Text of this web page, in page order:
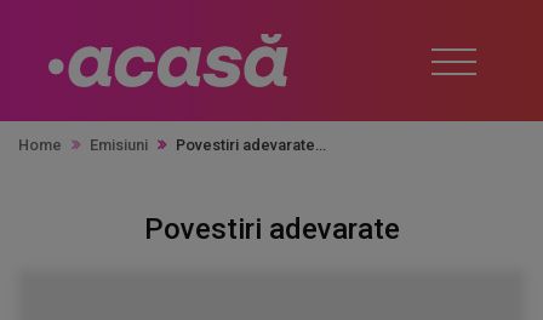
Home Emisiuni Povestiri adevarate
Povestiri adevarate